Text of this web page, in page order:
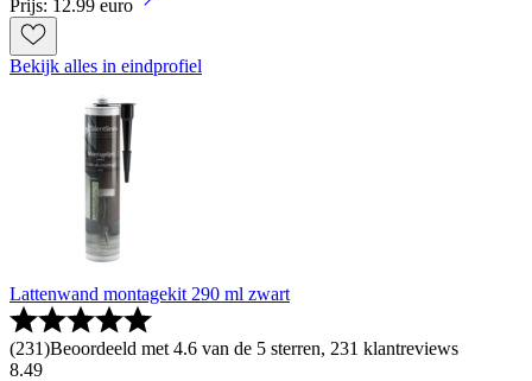
Prijs: 12.99 euro
Bekijk alles in eindprofiel
Lattenwand montagekit 290 ml zwart
(231)Beoordeeld met 4.6 van de 5 sterren, 231 klantreviews
8.49